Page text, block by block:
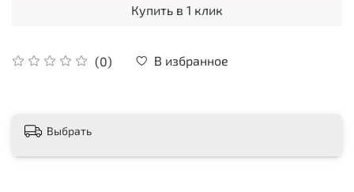
(0) В избранное
Купить в 1 клик
Выбрать